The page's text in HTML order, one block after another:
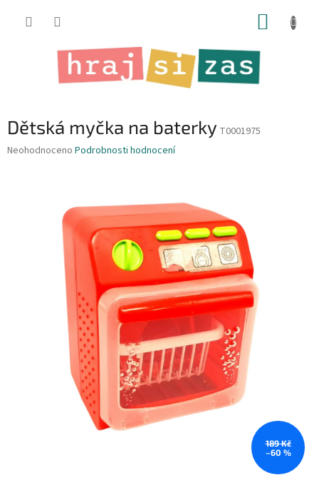
Dětská myčka na baterky T0001975
Průměrné
Neohodnoceno Podrobnosti hodnocení
189 Kč
–60 %